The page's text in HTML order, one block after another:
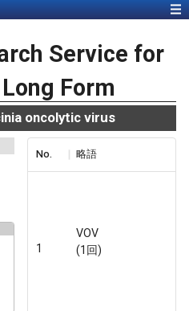
Service for
Form
oncolytic virus
No. 略語
1
VOV
(1回)